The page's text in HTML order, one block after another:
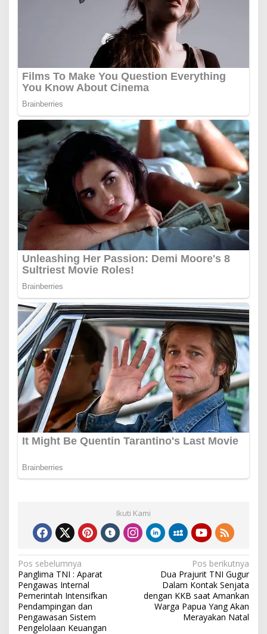
Ikuti Kami
Navigasi
pos
Pos sebelumnya
Panglima TNI : Aparat
Pengawas Internal
Pemerintah Intensifkan
Pendampingan dan
Pengawasan Sistem
Pengelolaan Keuangan
Pos berikutnya
Dua Prajurit TNI Gugur
Dalam Kontak Senjata
dengan KKB saat Amankan
Warga Papua Yang Akan
Merayakan Natal